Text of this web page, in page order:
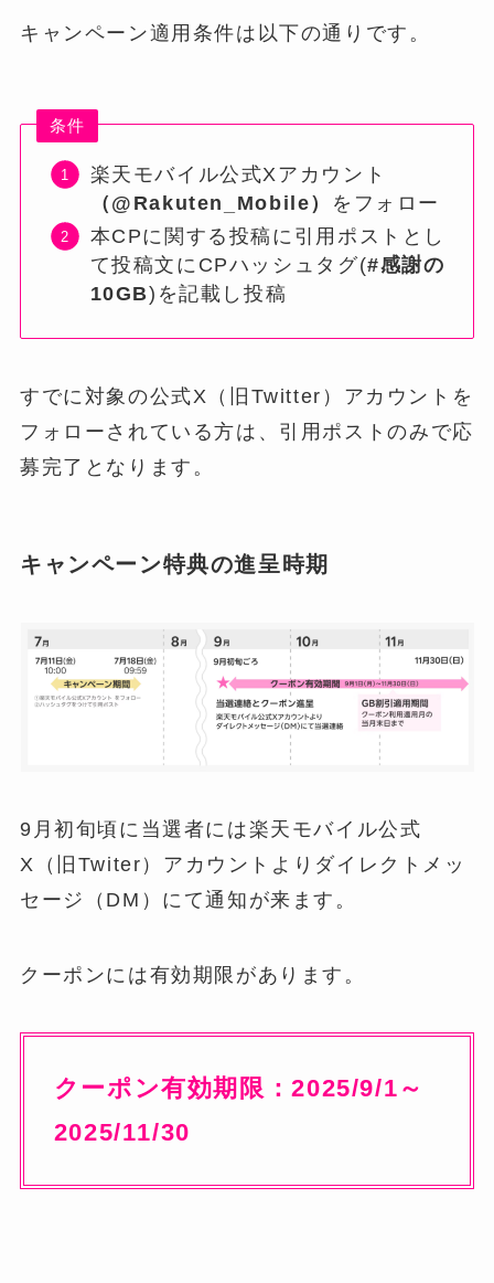
キャンペーン適用条件は以下の通りです。
条件
楽天モバイル公式Xアカウント
（@Rakuten_Mobile） をフォロー
本CPに関する投稿に引用ポストとし
て投稿文にCPハッシュタグ(#感謝の
10GB)を記載し投稿
すでに対象の公式X（旧Twitter）アカウントを
フォローされている方は、引用ポストのみで応
募完了となります。
キャンペーン特典の進呈時期
9月初旬頃に当選者には楽天モバイル公式
X（旧Twiter）アカウントよりダイレクトメッ
セージ（DM）にて通知が来ます。
クーポンには有効期限があります。
クーポン有効期限：2025/9/1～
2025/11/30